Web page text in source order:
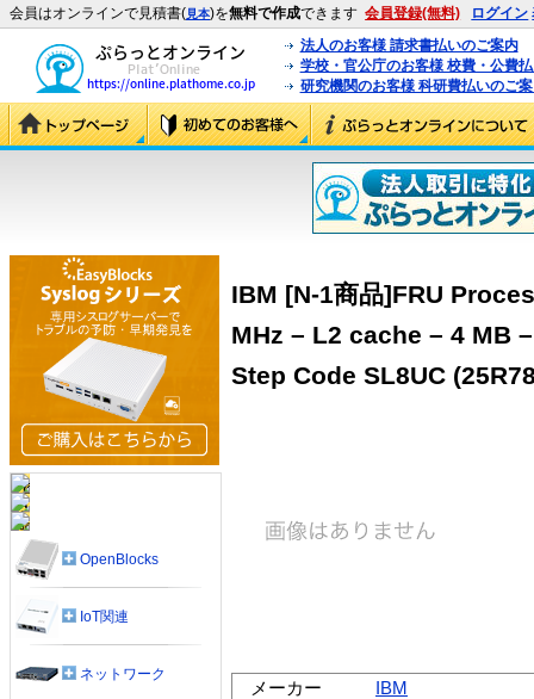
会員はオンラインで見積書(見本)を無料で作成できます 会員登録(無料) ログイン
法人のお客様 請求書払いのご案内
学校・官公庁のお客様 校費・公費
研究機関のお客様 科研費払いのご
IBM [N-1商品]FRU
MHz – L2 cache – 4 MB
Step Code SL8UC
メーカー
IBM
OpenBlocks
IoT関連
ネットワーク